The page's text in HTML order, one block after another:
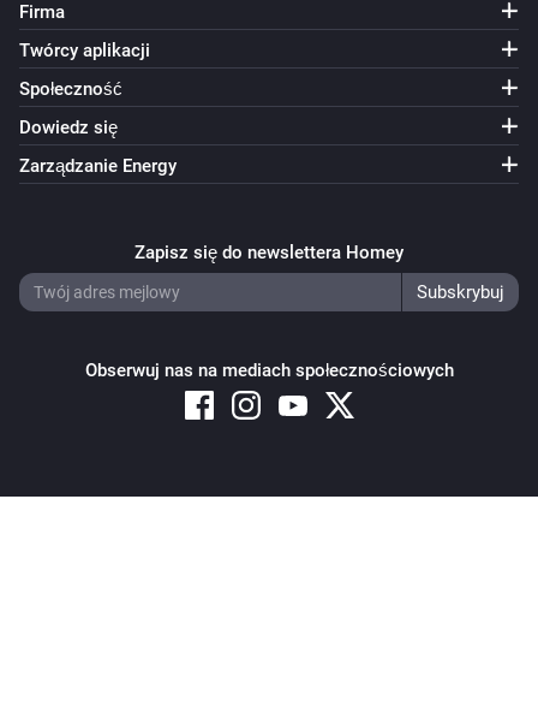
Firma
Twórcy aplikacji
Społeczność
Dowiedz się
Zarządzanie Energy
Zapisz się do newslettera Homey
Obserwuj nas na mediach społecznościowych